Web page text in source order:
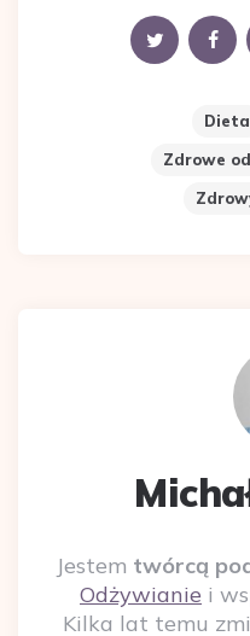
Dieta
Zdrowe
Jestem twórcą
Odżywianie i
Kilka lat temu